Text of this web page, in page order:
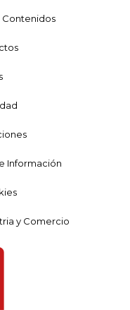
Contenidos
Información
y Comercio